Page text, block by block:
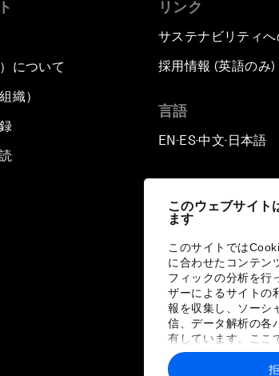
このウェブサイト
ます
このサイトでは
に合わせたコンテン
フィックの分析を行
ザーによるサイトの
報を収集し、ソーシ
信、データ解析の各
有しています。ここ
ユーザーが各パート
報や各パートナーの
について
織）
リンク
サステナビリティ
採用情報 (英語のみ)
言語
EN ▪ES▪中文▪ 日本語